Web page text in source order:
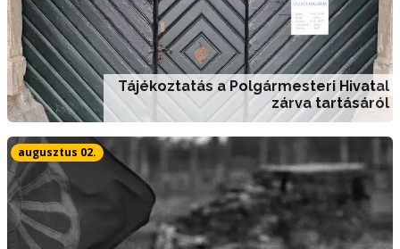
Tájékoztatás a Polgármesteri Hivatal
zárva tartásáról
augusztus 02.